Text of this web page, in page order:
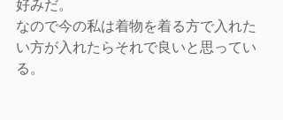
好みだ。
なので今の私は着物を着る方で入れた
い方が入れたらそれで良いと思ってい
る。